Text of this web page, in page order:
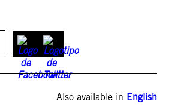
Also available in English